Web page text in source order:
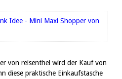
von reisenthel wird der Kauf von
diese praktische Einkaufstasche